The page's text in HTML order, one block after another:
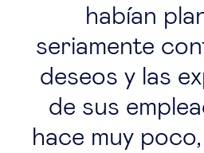
habían
seriamente
deseos y las
de sus
hace muy